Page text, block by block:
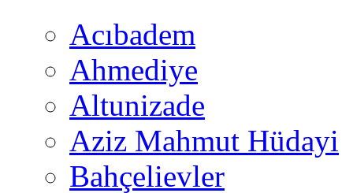
Acıbadem
Ahmediye
Altunizade
Aziz Mahmut Hüdayi
Bahçelievler